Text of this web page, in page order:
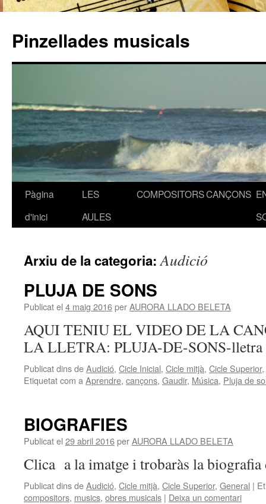
Pinzellades musicals
Vés
Pàgina
d'inici
LES
AULES
COMPOSITORSCANÇONS
Arxiu de la categoria:Audició
PLUJA DE SONS
Publicat el 4 maig 2016perAURORA LLADO BELETA
AQUI TENIU EL VIDEO DE LA
LA LLETRA: PLUJA-DE-SONS-lletra
Publicat dins deAudició, Cicle Inicial, Cicle mitjà, Cicle Superior,
Etiquetat com a Aprendre, cançons, Gaudir, Música, Pluja de
BIOGRAFIES
Publicat el 29 abril 2016perAURORA LLADO BELETA
Clica a la imatge i trobaràs la biografia
Publicat dins deAudició, Cicle mitjà, Cicle Superior, General |
compositors, musics, obres musicals | Deixa un comentari